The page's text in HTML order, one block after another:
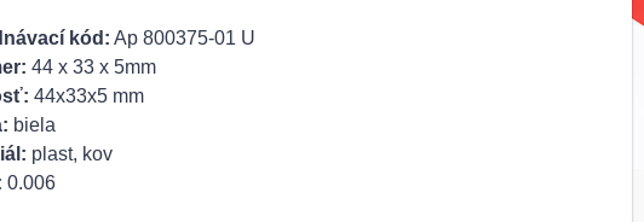
kód: Ap 800375-01 U
44 x 33 x 5mm
44x33x5 mm
biela
plast, kov
0.006